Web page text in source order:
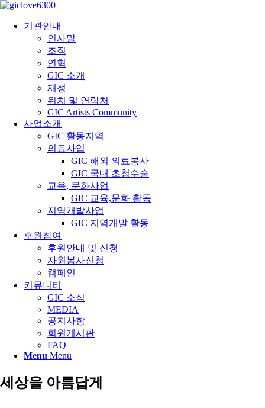
기관안내
인사말
조직
연혁
GIC 소개
재정
위치 및 연락처
GIC Artists Community
사업소개
GIC 활동지역
의료사업
GIC 해외 의료봉사
GIC 국내 초청수술
교육, 문화사업
GIC 교육,문화 활동
지역개발사업
GIC 지역개발 활동
후원참여
후원안내 및 신청
자원봉사신청
캠페인
커뮤니티
GIC 소식
MEDIA
공지사항
회원게시판
FAQ
Menu Menu
세상을 아름답게